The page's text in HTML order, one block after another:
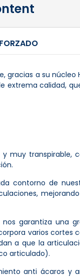
a su
calidad,
muy transpirable,
contorno de
garantiza una
varios cortes
a que la
articulado).
anti ácaros y